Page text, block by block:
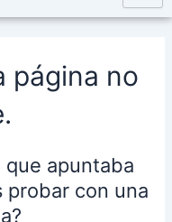
página no
que apuntaba
probar con una